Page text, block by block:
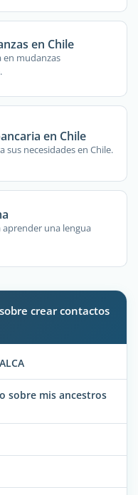
en Chile
en mudanzas
en Chile
sus necesidades en Chile.
aprender una lengua
crear contactos
sobre mis ancestros